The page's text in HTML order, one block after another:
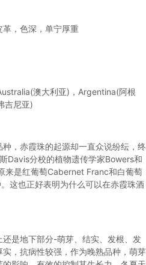
，色深，单宁厚重
澳大利亚)，Argentina(阿根
吉尼亚)
，赤霞珠的起源却一直众说纷纭，终
Davis分校的植物遗传学家Bowers和
来是红葡萄Cabernet Franc和白葡萄
这也正好表明为什么可以在赤霞珠酒
是地下部分-萌芽、结实、发根、发
，抗病性较强，作为晚熟品种，萌芽